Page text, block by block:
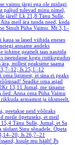
vaimu järgi ega ole midagi
paljud tulevad minu nimel,
järel! Lk 21,8 Tänu Sulle,
meil ära tunda need, keda
Sinult Püha Vaimu. Mt 3,1–
kaua sa lased viibida eneses
anname andeks
tohime peatselt taas nautida
iseendasse kogu ristikogudus
millest peaksime saama
Js 25,1–12
ligimest, et sina ei peaks
Seadke oma asjad
13,11 Jumal, me täname
Anna oma Püha Vaimu
armastust ja üksmeelt.
peetakse neid võõraks
meile õpetuseks, et meil
15,4 Tänu Sulle, Jumal, et Sa
Sinu sõnadele. Õpeta
Js 26,7–21
kuule mu häält! Ps